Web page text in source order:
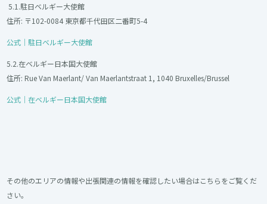
5.1.駐日ベルギー大使館
住所: 〒102-0084 東京都千代田区二番町5-4
公式｜駐日ベルギー大使館
5.2.在ベルギー日本国大使館
住所: Rue Van Maerlant/ Van Maerlantstraat 1, 1040 Bruxelles/Brussel
公式｜在ベルギー日本国大使館
その他のエリアの情報や出張関連の情報を確認したい場合はこちらをご覧くだ
さい。